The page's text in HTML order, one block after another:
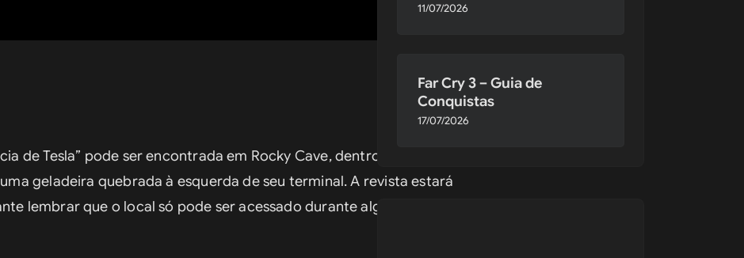
de Tesla” pode ser encontrada em Rocky Cave, dentro do
geladeira quebrada à esquerda de seu terminal. A revista estará
lembrar que o local só pode ser acessado durante algumas
11/07/2026
Far Cry 3 – Guia de
Conquistas
17/07/2026